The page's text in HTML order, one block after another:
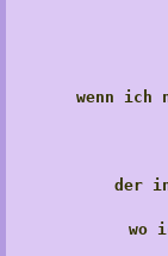
wenn ich
der
wo